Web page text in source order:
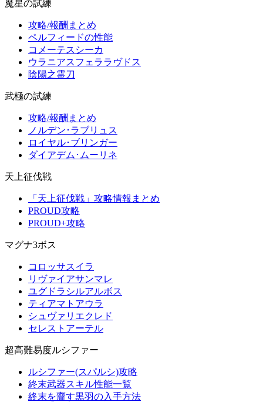
魔星の試練
攻略/報酬まとめ
ペルフィードの性能
コメーテスシーカ
ウラニアスフェララヴドス
陰陽之霊刀
武極の試練
攻略/報酬まとめ
ノルデン･ラブリュス
ロイヤル･ブリンガー
ダイアデム･ムーリネ
天上征伐戦
「天上征伐戦」攻略情報まとめ
PROUD攻略
PROUD+攻略
マグナ3ボス
コロッサスイラ
リヴァイアサンマレ
ユグドラシルアルボス
ティアマトアウラ
シュヴァリエクレド
セレストアーテル
超高難易度ルシファー
ルシファー(スパルシ)攻略
終末武器スキル性能一覧
終末を齎す黒羽の入手方法